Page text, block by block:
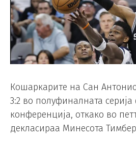
Кошаркарите на Сан
3:2 во полуфиналната
конференција, откако во
декласираа Минесота